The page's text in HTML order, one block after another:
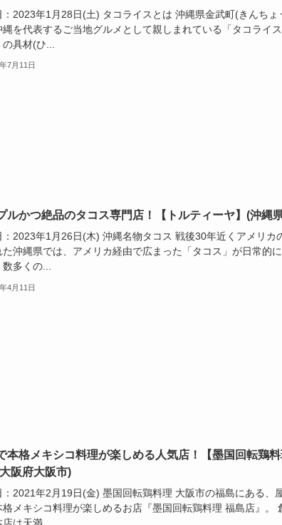
：2023年1月28日(土) タコライスとは 沖縄県金武町(きんちょ
縄を代表するご当地グルメとして親しまれている「タコライ
具材(ひ...
7月11日
ルかつ絶品のタコス専門店！【トルティーヤ】(沖縄
：2023年1月26日(木) 沖縄名物タコス 戦後30年近くアメリカ
た沖縄県では、アメリカ経由で広まった「タコス」が日常的
数多くの...
4月11日
本格メキシコ料理が楽しめる人気店！【墨国回転鶏
阪府大阪市)
：2021年2月19日(金) 墨国回転鶏料理 大阪市の福島にある、
格メキシコ料理が楽しめるお店『墨国回転鶏料理 福島店』。